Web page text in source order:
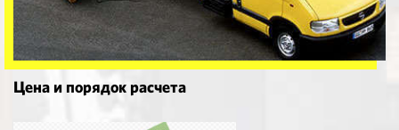
Цена и порядок расчета